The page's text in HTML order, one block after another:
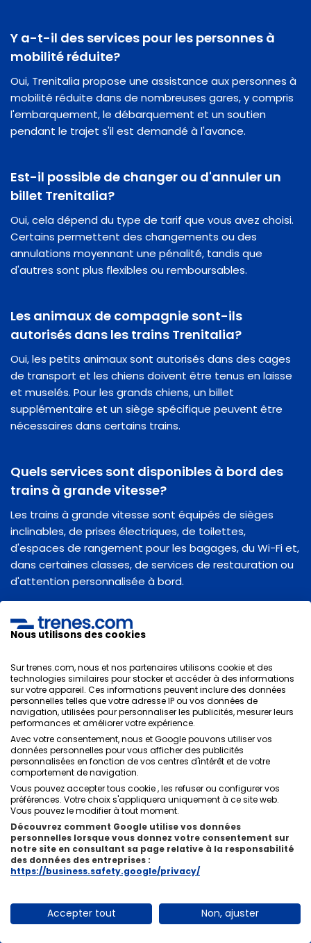
Y a-t-il des services pour les personnes à
mobilité réduite?
Oui, Trenitalia propose une assistance aux personnes à
mobilité réduite dans de nombreuses gares, y compris
l'embarquement, le débarquement et un soutien
pendant le trajet s'il est demandé à l'avance.
Est-il possible de changer ou d'annuler un
billet Trenitalia?
Oui, cela dépend du type de tarif que vous avez choisi.
Certains permettent des changements ou des
annulations moyennant une pénalité, tandis que
d'autres sont plus flexibles ou remboursables.
Les animaux de compagnie sont-ils
autorisés dans les trains Trenitalia?
Oui, les petits animaux sont autorisés dans des cages
de transport et les chiens doivent être tenus en laisse
et muselés. Pour les grands chiens, un billet
supplémentaire et un siège spécifique peuvent être
nécessaires dans certains trains.
Quels services sont disponibles à bord des
trains à grande vitesse?
Les trains à grande vitesse sont équipés de sièges
inclinables, de prises électriques, de toilettes,
d'espaces de rangement pour les bagages, du Wi-Fi et,
dans certaines classes, de services de restauration ou
d'attention personnalisée à bord.
À quelle heure dois-je arriver à la gare?
le départ du train, surtout si vous avez besoin de
trouver votre quai, d'embarquer avec des bagages ou
de demander une assistance particulière.
Vos billets,
toujours avec vous
Téléchargez vos billets en PDF ou recevez-les par SMS.
Nous utilisons des cookies
Sur trenes.com, nous et nos partenaires utilisons cookie et des
technologies similaires pour stocker et accéder à des informations
sur votre appareil. Ces informations peuvent inclure des données
personnelles telles que votre adresse IP ou vos données de
navigation, utilisées pour personnaliser les publicités, mesurer leurs
performances et améliorer votre expérience.
Avec votre consentement, nous et Google pouvons utiliser vos
données personnelles pour vous afficher des publicités
personnalisées en fonction de vos centres d'intérêt et de votre
comportement de navigation.
Vous pouvez accepter tous cookie , les refuser ou configurer vos
préférences. Votre choix s'appliquera uniquement à ce site web.
Vous pouvez le modifier à tout moment.
Découvrez comment Google utilise vos données
personnelles lorsque vous donnez votre consentement sur
notre site en consultant sa page relative à la responsabilité
des données des entreprises :
https://business.safety.google/privacy/
Accepter tout Non, ajuster